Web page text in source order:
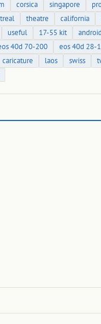
corsica singapore
theatre california
useful 17-55 kit android
40d 70-200 eos 40d 28-
caricature laos swiss